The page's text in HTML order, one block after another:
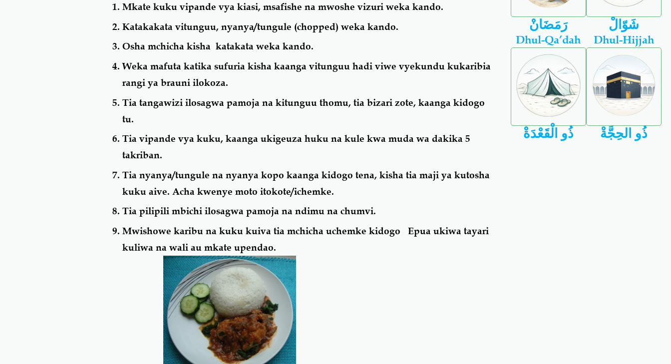
Mkate kuku vipande vya kiasi, msafishe na mwoshe vizuri weka kando.
Katakakata vitunguu, nyanya/tungule (chopped) weka kando.
Osha mchicha kisha katakata weka kando.
Weka mafuta katika sufuria kisha kaanga vitunguu hadi viwe vyekundu kukaribia
rangi ya brauni ilokoza.
Tia tangawizi ilosagwa pamoja na kitunguu thomu, tia bizari zote, kaanga kidogo
tu.
Tia vipande vya kuku, kaanga ukigeuza huku na kule kwa muda wa dakika 5
takriban.
Tia nyanya/tungule na nyanya kopo kaanga kidogo tena, kisha tia maji ya kutosha
kuku aive. Acha kwenye moto itokote/ichemke.
Tia pilipili mbichi ilosagwa pamoja na ndimu na chumvi.
Mwishowe karibu na kuku kuiva tia mchicha uchemke kidogo Epua ukiwa tayari
kuliwa na wali au mkate upendao.
رَمَضَانْ شَوّالْ
Dhul-Qa’dah
ذُو الْقَعْدَةْ
Dhul-Hijjah
ذُو الحِجَّةْ